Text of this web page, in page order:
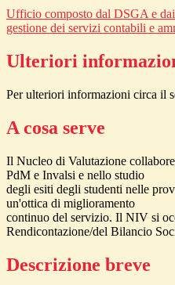
Ufficio composto dal DSGA e
gestione dei servizi contabili e
Ulteriori
Per ulteriori informazioni circa il
A cosa serve
Il Nucleo di Valutazione
PdM e Invalsi e nello studio
degli esiti degli studenti nelle
un'ottica di miglioramento
continuo del servizio. Il NIV si
Rendicontazione/del Bilancio
Descrizione breve